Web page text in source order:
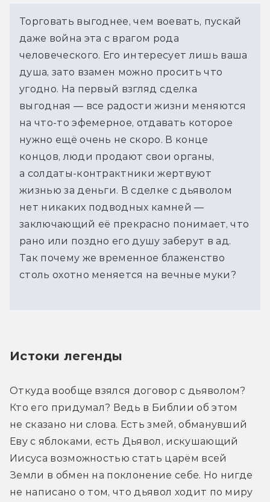
Торговать выгоднее, чем воевать, пускай
даже война эта с врагом рода
человеческого. Его интересует лишь ваша
душа, зато взамен можно просить что
угодно. На первый взгляд сделка
выгодная — все радости жизни меняются
на что-то эфемерное, отдавать которое
нужно ещё очень не скоро. В конце
концов, люди продают свои органы,
а солдаты-контрактники жертвуют
жизнью за деньги. В сделке с дьяволом
нет никаких подводных камней —
заключающий её прекрасно понимает, что
рано или поздно его душу заберут в ад.
Так почему же временное блаженство
столь охотно меняется на вечные муки?
Истоки легенды
Откуда вообще взялся договор с дьяволом?
Кто его придумал? Ведь в Библии об этом
не сказано ни слова. Есть змей, обманувший
Еву с яблоками, есть Дьявол, искушающий
Иисуса возможностью стать царём всей
Земли в обмен на поклонение себе. Но нигде
не написано о том, что дьявол ходит по миру